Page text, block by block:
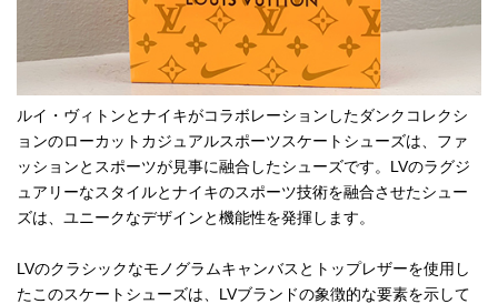
ルイ・ヴィトンとナイキがコラボレーションしたダンクコレクシ
ョンのローカットカジュアルスポーツスケートシューズは、ファ
ッションとスポーツが見事に融合したシューズです。LVのラグジ
ュアリーなスタイルとナイキのスポーツ技術を融合させたシュー
ズは、ユニークなデザインと機能性を発揮します。
LVのクラシックなモノグラムキャンバスとトップレザーを使用し
たこのスケートシューズは、LVブランドの象徴的な要素を示して